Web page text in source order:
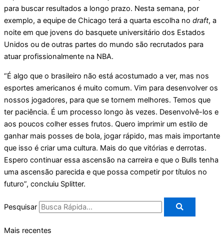
para buscar resultados a longo prazo. Nesta semana, por
exemplo, a equipe de Chicago terá a quarta escolha no draft, a
noite em que jovens do basquete universitário dos Estados
Unidos ou de outras partes do mundo são recrutados para
atuar profissionalmente na NBA.
“É algo que o brasileiro não está acostumado a ver, mas nos
esportes americanos é muito comum. Vim para desenvolver os
nossos jogadores, para que se tornem melhores. Temos que
ter paciência. É um processo longo às vezes. Desenvolvê-los e
aos poucos colher esses frutos. Quero imprimir um estilo de
ganhar mais posses de bola, jogar rápido, mas mais importante
que isso é criar uma cultura. Mais do que vitórias e derrotas.
Espero continuar essa ascensão na carreira e que o Bulls tenha
uma ascensão parecida e que possa competir por títulos no
futuro”, concluiu Splitter.
Pesquisar
Mais recentes